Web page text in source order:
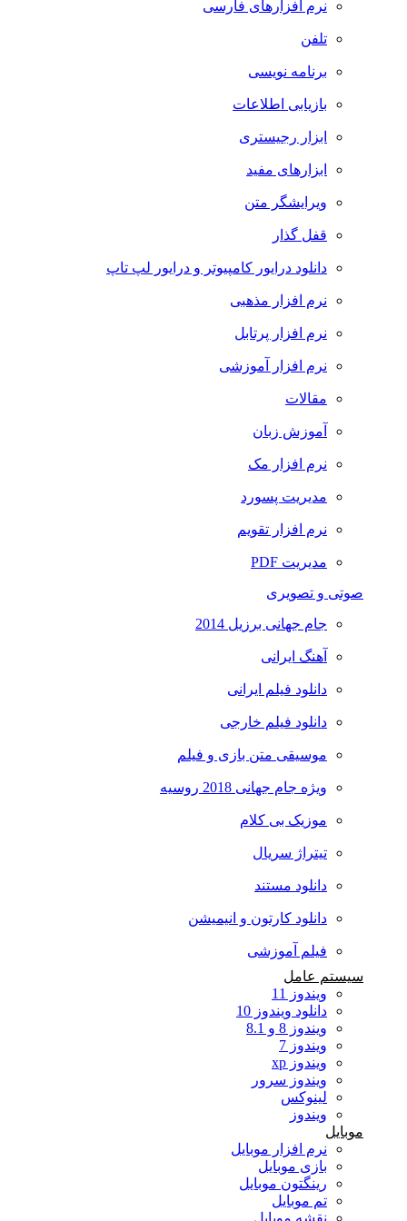
نرم افزارهای فارسی
تلفن
برنامه نویسی
بازیابی اطلاعات
ابزار رجیستری
ابزارهای مفید
ویرایشگر متن
قفل گذار
دانلود درایور کامپیوتر و درایور لپ تاپ
نرم افزار مذهبی
نرم افزار پرتابل
نرم افزار آموزشی
مقالات
آموزش زبان
نرم افزار مک
مدیریت پسورد
نرم افزار تقویم
مدیریت PDF
صوتی و تصویری
جام جهانی برزیل 2014
آهنگ ایرانی
دانلود فیلم ایرانی
دانلود فیلم خارجی
موسیقی متن بازی و فیلم
ویژه جام جهانی 2018 روسیه
موزیک بی کلام
تیتراژ سریال
دانلود مستند
دانلود کارتون و انیمیشن
فیلم آموزشی
سیستم عامل
ویندوز 11
دانلود ویندوز 10
ویندوز 8 و 8.1
ویندوز 7
ویندوز xp
ویندوز سرور
لینوکس
ویندوز
موبایل
نرم افزار موبایل
بازی موبایل
رینگتون موبایل
تم موبایل
نقشه موبایل